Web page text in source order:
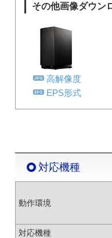
その他画像ダウン
高解像度
EPS形式
対応機種
動作環境
対応機種